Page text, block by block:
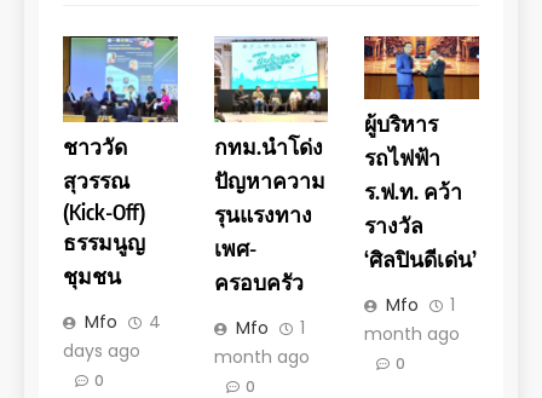
ชาววัด
สุวรรณ
(Kick-Off)
ธรรมนูญ
ชุมชน
Mfo
4
days ago
0
กทม.นำโด่ง
ปัญหาความ
รุนแรงทาง
เพศ-
ครอบครัว
Mfo
1
month ago
0
ผู้บริหาร
รถไฟฟ้า
ร.ฟ.ท. คว้า
รางวัล
‘ศิลปินดีเด่น’
Mfo
1
month ago
0